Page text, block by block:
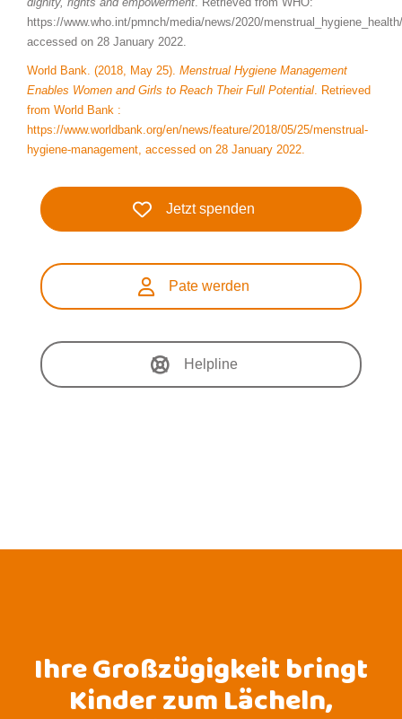
https://www.who.int/pmnch/media/news/2020/
accessed on 28 January 2022.
World Bank. (2018, May 25). Menstrual Hygiene Management
Enables Women and Girls to Reach Their Full Potential . Retrieved
from World Bank :
https://www.worldbank.org/en/news/feature/2018/05/25/menstrual-
hygiene-management, accessed on 28 January 2022.
Jetzt spenden
Pate werden
Helpline
Ihre Großzügigkeit bringt
Kinder zum Lächeln,